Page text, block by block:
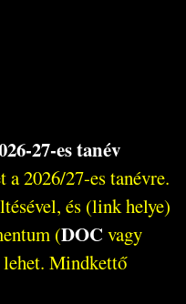
27-es tanév
2026/27-es tanévre.
és (link helye)
(DOC vagy
Mindkettő